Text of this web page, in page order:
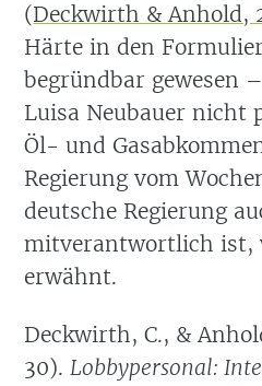
(Deckwirth & Anhold,
Härte in den
begründbar gewesen
Luisa Neubauer nicht
Öl- und
Regierung vom
deutsche Regierung
mitverantwortlich ist,
erwähnt.
Deckwirth, C., &
30).Lobbypersonal: